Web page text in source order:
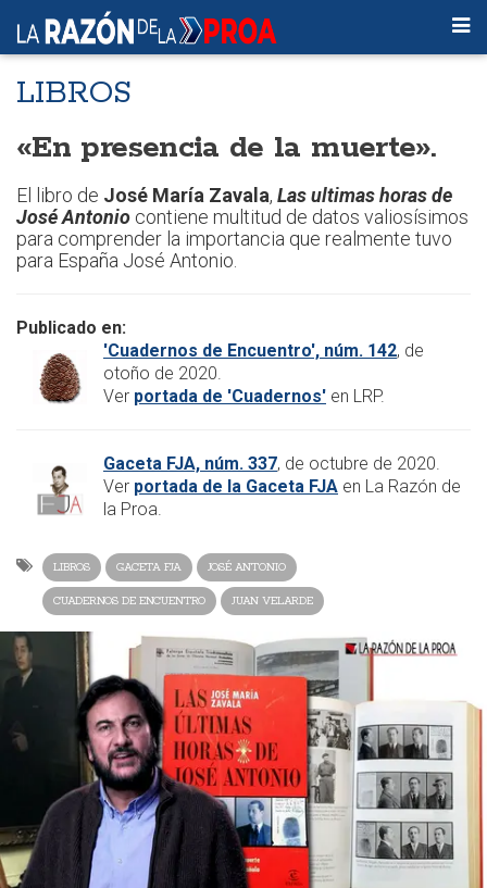
LIBROS
«En presencia de la muerte».
El libro de José María Zavala, Las ultimas horas de
José Antonio contiene multitud de datos valiosísimos
para comprender la importancia que realmente tuvo
para España José Antonio.
Publicado en:
'Cuadernos de Encuentro', núm. 142, de
otoño de 2020.
Ver portada de 'Cuadernos' en LRP.
Gaceta FJA, núm. 337, de octubre de 2020.
Ver portada de la Gaceta FJA en La Razón de
la Proa.
LIBROS GACETA FJA JOSÉ ANTONIO
CUADERNOS DE ENCUENTRO JUAN VELARDE